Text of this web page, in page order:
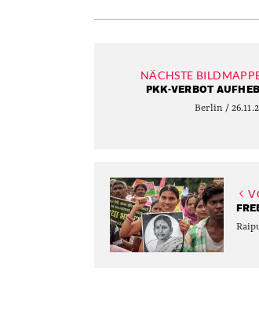
NÄCHSTE
PKK-VERBOT
Berlin /